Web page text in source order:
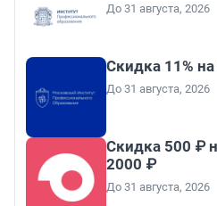
До 31 августа, 2026
Скидка 11%
До 31 августа, 2026
Скидка 500 ₽
2000 ₽
До 31 августа, 2026